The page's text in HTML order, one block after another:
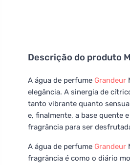
Descrição do produto
A água de perfume Grandeur
elegância. A sinergia de
tanto vibrante quanto
e, finalmente, a base quente
fragrância para ser
A água de perfume Grandeur
fragrância é como o diário